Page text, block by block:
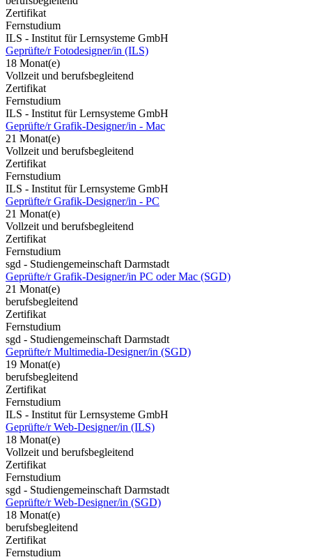
Zertifikat
Fernstudium
ILS - Institut für Lernsysteme GmbH
Geprüfte/r Fotodesigner/in (ILS)
18 Monat(e)
Vollzeit und berufsbegleitend
Zertifikat
Fernstudium
ILS - Institut für Lernsysteme GmbH
Geprüfte/r Grafik-Designer/in - Mac
21 Monat(e)
Vollzeit und berufsbegleitend
Zertifikat
Fernstudium
ILS - Institut für Lernsysteme GmbH
Geprüfte/r Grafik-Designer/in - PC
21 Monat(e)
Vollzeit und berufsbegleitend
Zertifikat
Fernstudium
sgd - Studiengemeinschaft Darmstadt
Geprüfte/r Grafik-Designer/in PC oder Mac (SGD)
21 Monat(e)
berufsbegleitend
Zertifikat
Fernstudium
sgd - Studiengemeinschaft Darmstadt
Geprüfte/r Multimedia-Designer/in (SGD)
19 Monat(e)
berufsbegleitend
Zertifikat
Fernstudium
ILS - Institut für Lernsysteme GmbH
Geprüfte/r Web-Designer/in (ILS)
18 Monat(e)
Vollzeit und berufsbegleitend
Zertifikat
Fernstudium
sgd - Studiengemeinschaft Darmstadt
Geprüfte/r Web-Designer/in (SGD)
18 Monat(e)
berufsbegleitend
Zertifikat
Fernstudium